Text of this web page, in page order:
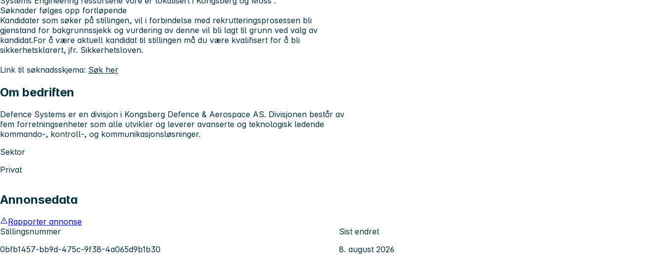
Søknader følges opp fortløpende
Kandidater som søker på stillingen, vil i forbindelse med rekrutteringsprosessen bli
gjenstand for bakgrunnssjekk og vurdering av denne vil bli lagt til grunn ved valg av
kandidat.For å være aktuell kandidat til stillingen må du være kvalifisert for å bli
sikkerhetsklarert, jfr. Sikkerhetsloven.
Link til søknadsskjema: Søk her
Om bedriften
Defence Systems er en divisjon i Kongsberg Defence & Aerospace AS. Divisjonen består av
fem forretningsenheter som alle utvikler og leverer avanserte og teknologisk ledende
kommando-, kontroll-, og kommunikasjonsløsninger.
Sektor
Privat
Annonsedata
Rapporter annonse
Stillingsnummer
0bfb1457-bb9d-475c-9f38-4a065d9b1b30
Sist endret
8. august 2026